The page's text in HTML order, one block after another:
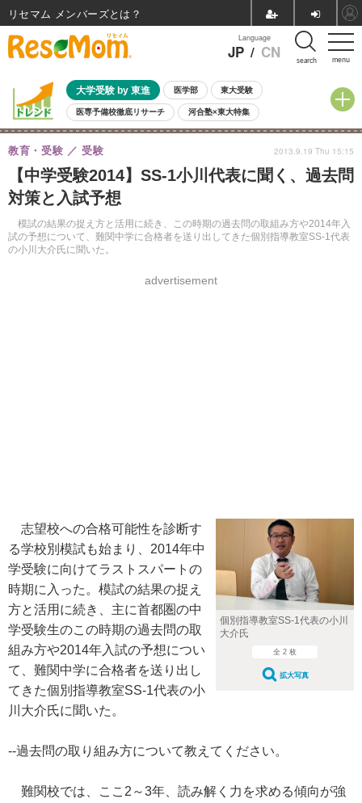
menu
Language
JP / CN search
大学受験 by 東進 医学部 東大受験
医専予備校徹底リサーチ 河合塾×東大特集
親子で考える大学選び 高校受験 中学受験 小学校受験
共通テスト 夏休み
8月開催イベント・WS 全国公立高校 過去問 人気記事
自由研究教材（小学生向け）
【中学受験2014】SS-1小川代表に聞く、過去問
対策と入試予想
模試の結果の捉え方と活用に続き、この時期の過去問の取組み方や2014年入
試の予想について、難関中学に合格者を送り出してきた個別指導教室SS-1代表
の小川大介氏に聞いた。
教育・受験 受験
advertisement
2013.9.19 Thu 15:15
個別指導教室SS-1代表の小川
大介氏
全 2 枚
拡大写真
志望校への合格可能性を診断す
る学校別模試も始まり、2014年中
学受験に向けてラストスパートの
時期に入った。模試の結果の捉え
方と活用に続き、主に首都圏の中
学受験生のこの時期の過去問の取
組み方や2014年入試の予想につい
て、難関中学に合格者を送り出し
てきた個別指導教室SS-1代表の小
川大介氏に聞いた。
--過去問の取り組み方について教えてください。
難関校では、ここ2～3年、読み解く力を求める傾向が強
リセマム メンバーズ